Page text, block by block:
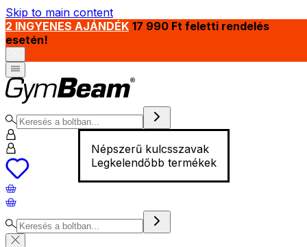
Skip to main content
2 INGYENES AJÁNDÉK 17 990 Ft feletti rendelés
esetén!
Népszerű kulcsszavak
Legkelendőbb termékek